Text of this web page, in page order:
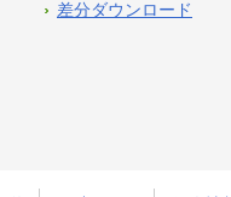
差分ダウンロード